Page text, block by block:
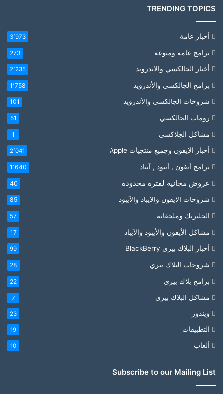
TRENDING TOPICS
أخبار عامة 3٬973
برامج عامة ومنوعة 273
أخبار الجالكسي والاندرويد 2٬235
برامج الجالكسي والأندرويد 1٬758
شروحات الجالكسي والأندرويد 101
رومات الجالكسي 51
مشاكل الجلاكسي 1
أخبار الايفون وجميع منتجيات Apple 2٬041
برامج آيفون , آيبود , آيباد 1٬640
عروض مجانية لفترة محدودة 40
شروحات الايفون والايباد والآيبود 85
الجلبريك وملحقاته 57
مشاكل الأيفون والأيبود والآيباد 17
أخبار البلاك بيري BlackBerry 99
شروحات البلاك بيري 28
برامج بلاك بيري 22
مشاكل البلاك بيري 7
ويندوز 23
التطبيقات 19
ألعاب 10
Subscribe to our Mailing List